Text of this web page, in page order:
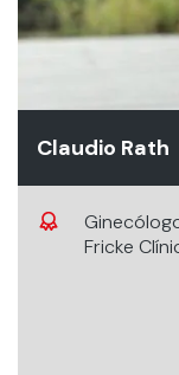
Claudio Rath
Fricke